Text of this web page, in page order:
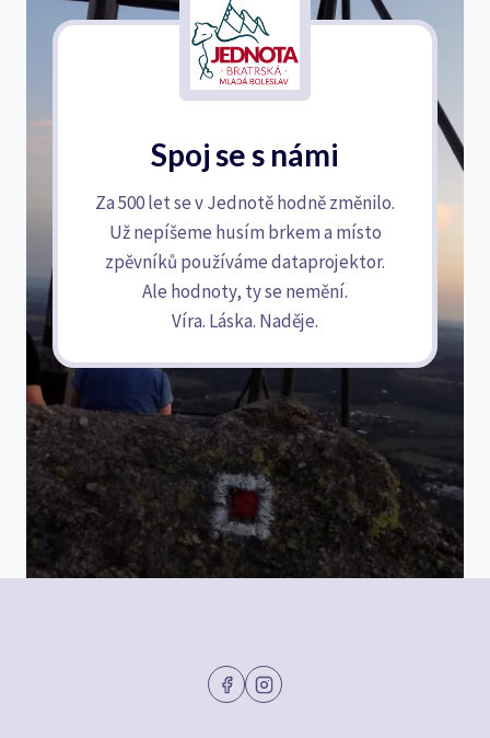
Spoj se s námi
Za 500 let se v Jednotě hodně změnilo.
Už nepíšeme husím brkem a místo
zpěvníků používáme dataprojektor.
Ale hodnoty, ty se nemění.
Víra. Láska. Naděje.